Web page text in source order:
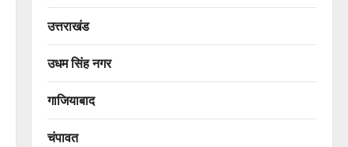
उत्तराखंड
उधम सिंह नगर
गाजियाबाद
चंपावत